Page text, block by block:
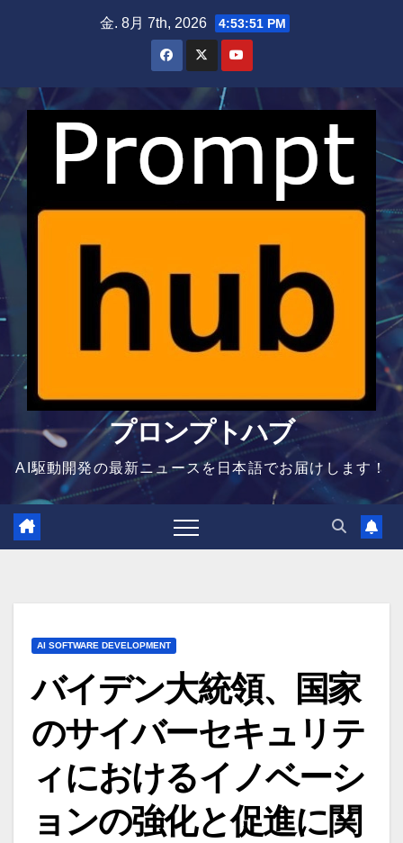
金. 8月 7th, 2026 4:53:51 PM
プロンプトハブ
AI駆動開発の最新ニュースを日本語でお届けします！
AI SOFTWARE DEVELOPMENT
バイデン大統領、国家
のサイバーセキュリテ
ィにおけるイノベーシ
ョンの強化と促進に関